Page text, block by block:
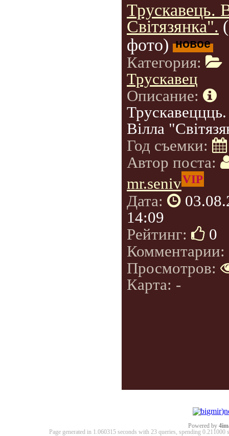
Трускавець.
Світязянка".
фото) новое
Категория:
Трускавец
Описание:
Трускавеццць.
Вілла
Год съемки:
Автор поста:
mr.senivVIP
Дата:
14:09
Рейтинг:
0
Комментарии:
Просмотров:
Карта: -
Powered by
Page generated in 1.060315 seconds with 23 queries, spending